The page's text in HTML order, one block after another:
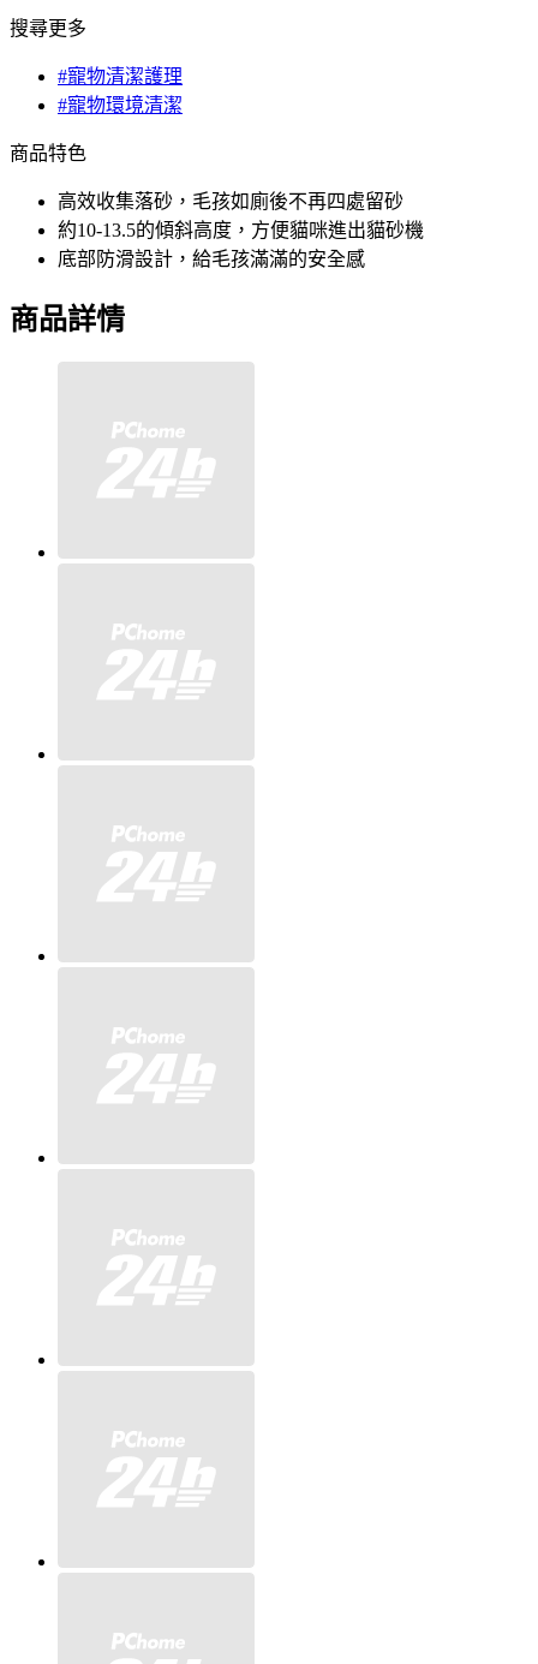
搜尋更多
#寵物清潔護理
#寵物環境清潔
商品特色
高效收集落砂，毛孩如廁後不再四處留砂
約10-13.5的傾斜高度，方便貓咪進出貓砂機
底部防滑設計，給毛孩滿滿的安全感
商品詳情